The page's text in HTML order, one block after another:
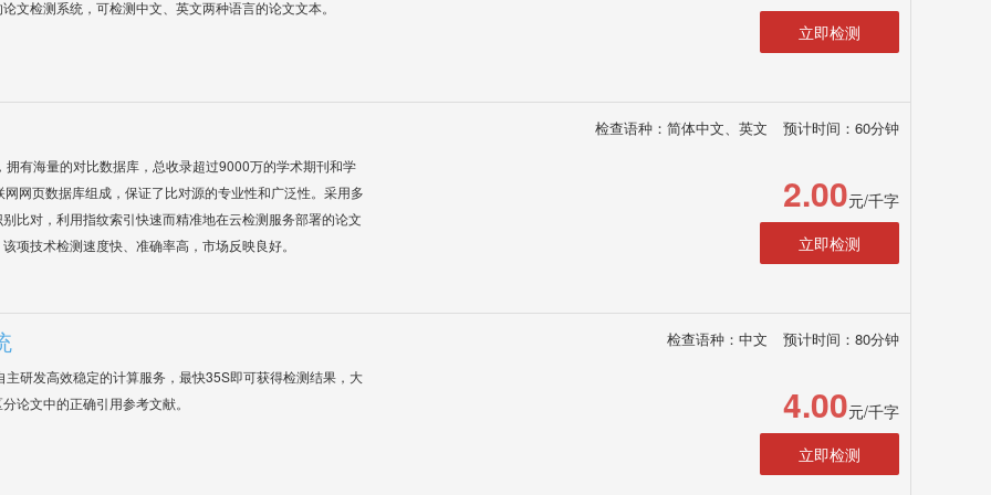
文检测系统，可检测中文、英文两种语言的论文文本。
立即检测
检查语种：简体中文、英文 预计时间：60分钟
有海量的对比数据库，总收录超过9000万的学术期刊和学
网页数据库组成，保证了比对源的专业性和广泛性。采用多
比对，利用指纹索引快速而精准地在云检测服务部署的论文
项技术检测速度快、准确率高，市场反映良好。
2.00元/千字
立即检测
检查语种：中文 预计时间：80分钟
主研发高效稳定的计算服务，最快35S即可获得检测结果，大
论文中的正确引用参考文献。
4.00元/千字
立即检测